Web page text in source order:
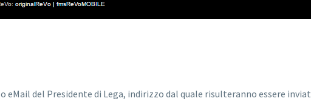
eMail del Presidente di Lega, indirizzo dal quale risulteranno essere